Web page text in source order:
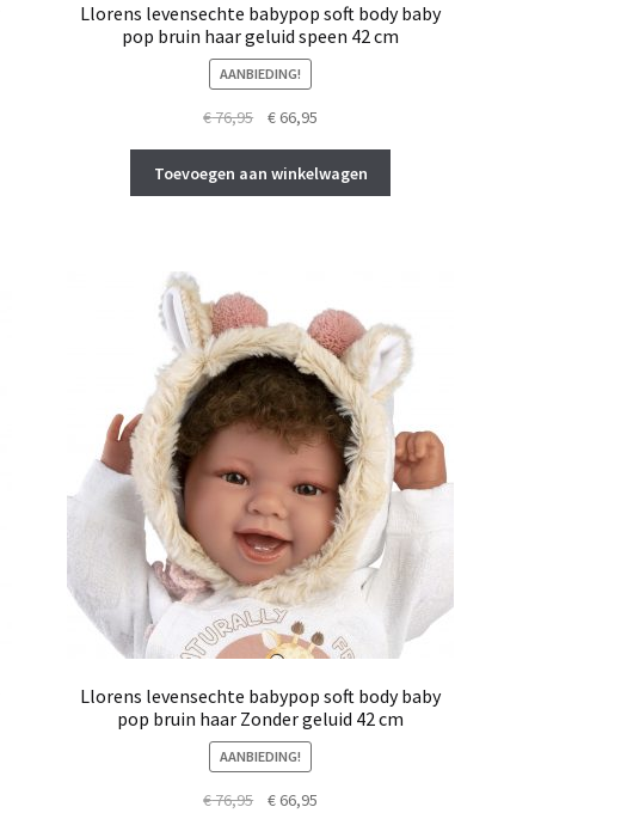
Llorens levensechte babypop soft body baby
pop bruin haar geluid speen 42 cm
AANBIEDING!
€76,95
Oorspronkelijke
was:
€ 76,95.
€66,95Huidige
is:
€ 66,95.
Toevoegen aan winkelwagen
Llorens levensechte babypop soft body baby
pop bruin haar Zonder geluid 42 cm
AANBIEDING!
€76,95
Oorspronkelijke
€66,95Huidige